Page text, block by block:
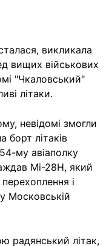
викликала
вищих військових
"Чкаловський"
літаки.
невідомі змогли
борт літаків
му авіаполку
Мі-28Н, який
і
Московській
радянський літак,